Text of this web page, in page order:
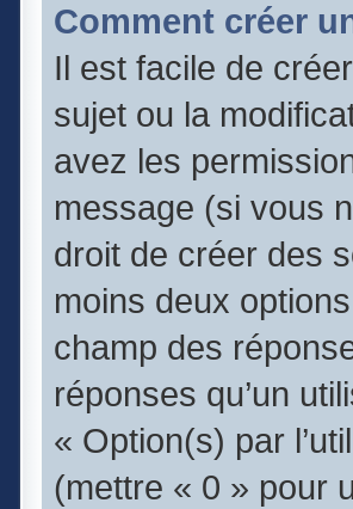
Comment créer
Il est facile de
sujet ou la
avez les
message (si vous
droit de créer des
moins deux
champ des
réponses qu’un
« Option(s) par
(mettre « 0 » pour